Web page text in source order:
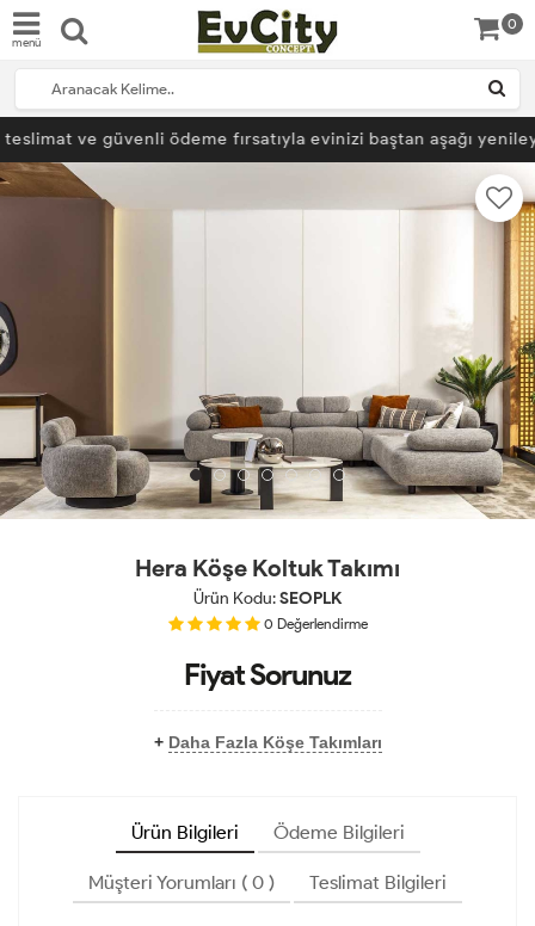
menü
0
teslimat ve güvenli ödeme fırsatıyla evinizi baştan aşağı
Hera Köşe Koltuk Takımı
Ürün Kodu:SEOPLK
0 Değerlendirme
Fiyat Sorunuz
+ Daha Fazla Köşe Takımları
Ürün Bilgileri Ödeme Bilgileri
Müşteri Yorumları ( 0 ) Teslimat Bilgileri